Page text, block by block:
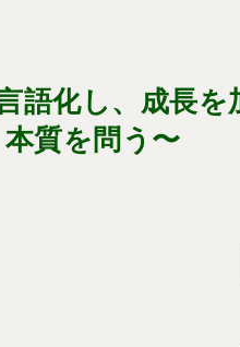
語化し、成長
質を問う〜